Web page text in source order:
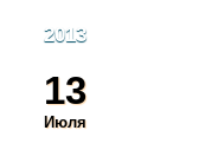
2013
13
Июля